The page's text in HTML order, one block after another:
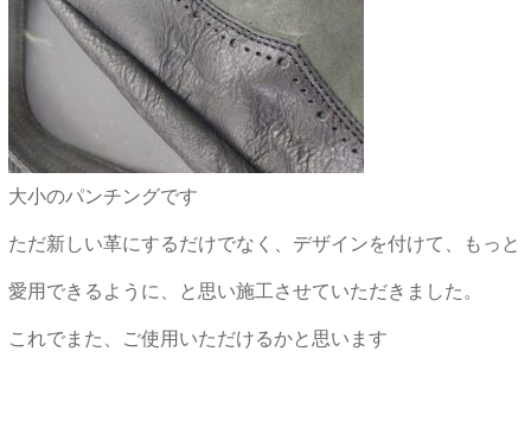
大小のパンチングです
ただ新しい革にするだけでなく、デザインを付けて、もっと
愛用できるように、と思い施工させていただきました。
これでまた、ご使用いただけるかと思います